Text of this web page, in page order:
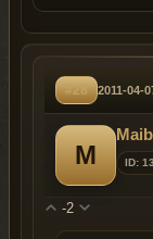
#28 2011-04-
M ID:
-2